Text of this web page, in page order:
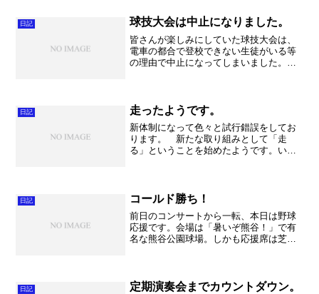
ているのですが、や...
日記 球技大会は中止になりました。
皆さんが楽しみにしていた球技大会は、
電車の都合で登校できない生徒がいる等
の理由で中止になってしまいました。今
りできてよかったです。は...
日記 走ったようです。
新体制になって色々と試行錯誤をしてお
ります。 新たな取り組みとして「走
る」ということを始めたようです。いや
の子が出たそうです。まあほ...
日記 コールド勝ち！
前日のコンサートから一転、本日は野球
応援です。会場は「暑いぞ熊谷！」で有
名な熊谷公園球場。しかも応援席は芝生
して何とか乗り切ること...
日記 定期演奏会までカウントダウン。